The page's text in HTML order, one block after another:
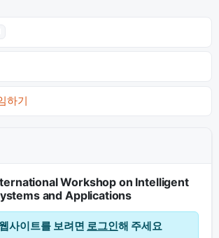
하기
Workshop on Intelligent
and Applications
사이트를 보려면 로그인해 주세요